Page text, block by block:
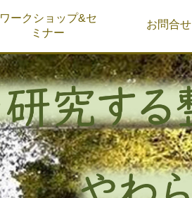
ワークショップ&セ
ミナー
お問合せ